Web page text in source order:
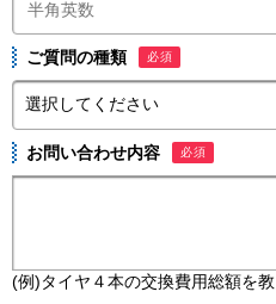
ご質問の種類 必須
お問い合わせ内容 必須
(例)タイヤ４本の交換費用総額を教